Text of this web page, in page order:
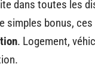
dans toutes les
simples bonus,
. Logement,